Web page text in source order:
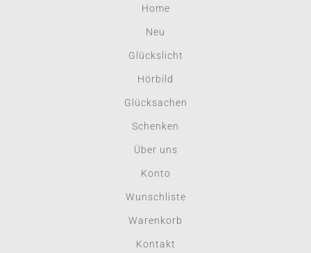
Home
Neu
Glückslicht
Hörbild
Glücksachen
Schenken
Über uns
Konto
Wunschliste
Warenkorb
Kontakt